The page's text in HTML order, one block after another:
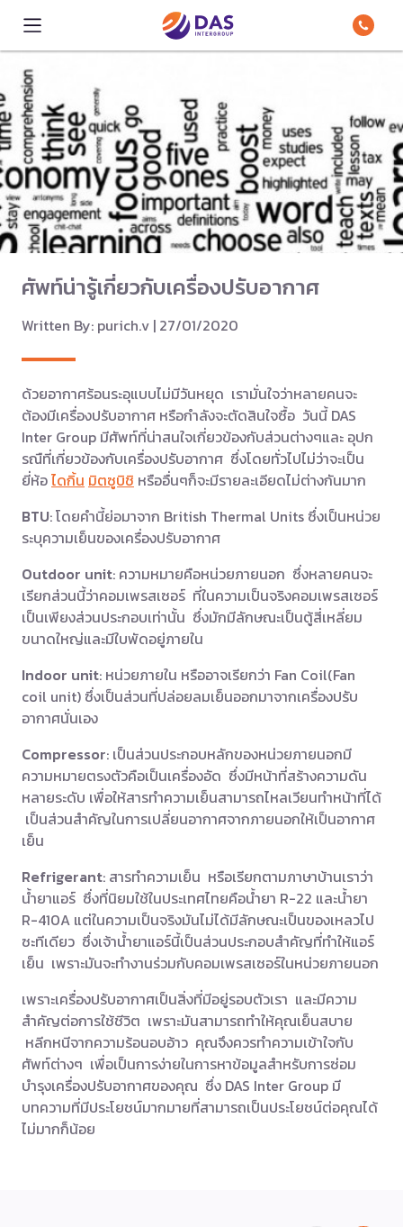
ศัพท์น่ารู้เกี่ยวกับเครื่องปรับอากาศ
Written By: purich.v | 27/01/2020
ด้วยอากาศร้อนระอุแบบไม่มีวันหยุด เรามั่นใจว่าหลายคนจะ
ต้องมีเครื่องปรับอากาศ หรือกำลังจะตัดสินใจซื้อ วันนี้ DAS
Inter Group มีศัพท์ที่น่าสนใจเกี่ยวข้องกับส่วนต่างๆและ อุปก
รณืที่เกี่ยวข้องกับเครื่องปรับอากาศ ซึ่งโดยทั่วไปไม่ว่าจะเป็น
ยี่ห้อไดกิ้น มิตซูบิชิ หรืออื่นๆก็จะมีรายละเอียดไม่ต่างกันมาก
BTU: โดยคำนี้ย่อมาจาก British Thermal Units ซึ่งเป็นหน่วย
ระบุความเย็นของเครื่องปรับอากาศ
Outdoor unit: ความหมายคือหน่วยภายนอก ซึ่งหลายคนจะ
เรียกส่วนนี้ว่าคอมเพรสเซอร์ ที่ในความเป็นจริงคอมเพรสเซอร์
เป็นเพียงส่วนประกอบเท่านั้น ซึ่งมักมีลักษณะเป็นตู้สี่เหลี่ยม
ขนาดใหญ่และมีใบพัดอยู่ภายใน
Indoor unit: หน่วยภายใน หรืออาจเรียกว่า Fan Coil(Fan
coil unit) ซึ่งเป็นส่วนที่ปล่อยลมเย็นออกมาจากเครื่องปรับ
อากาศนั่นเอง
Compressor: เป็นส่วนประกอบหลักของหน่วยภายนอกมี
ความหมายตรงตัวคือเป็นเครื่องอัด ซึ่งมีหน้าที่สร้างความดัน
หลายระดับ เพื่อให้สารทำความเย็นสามารถไหลเวียนทำหน้าที่ได้
เป็นส่วนสำคัญในการเปลี่ยนอากาศจากภายนอกให้เป็นอากาศ
เย็น
Refrigerant: สารทำความเย็น หรือเรียกตามภาษาบ้านเราว่า
น้ำยาแอร์ ซึ่งที่นิยมใช้ในประเทศไทยคือน้ำยา R-22 และน้ำยา
R-410A แต่ในความเป็นจริงมันไม่ได้มีลักษณะเป็นของเหลวไป
ซะทีเดียว ซึ่งเจ้าน้ำยาแอร์นี้เป็นส่วนประกอบสำคัญที่ทำให้แอร์
เย็น เพราะมันจะทำงานร่วมกับคอมเพรสเซอร์ในหน่วยภายนอก
เพราะเครื่องปรับอากาศเป็นสิ่งที่มีอยู่รอบตัวเรา และมีความ
สำคัญต่อการใช้ชีวิต เพราะมันสามารถทำให้คุณเย็นสบาย
หลีกหนีจากความร้อนอบอ้าว คุณจึงควรทำความเข้าใจกับ
ศัพท์ต่างๆ เพื่อเป็นการง่ายในการหาข้อมูลสำหรับการซ่อม
บำรุงเครื่องปรับอากาศของคุณ ซึ่ง DAS Inter Group มี
บทความที่มีประโยชน์มากมายที่สามารถเป็นประโยชน์ต่อคุณได้
ไม่มากก็น้อย